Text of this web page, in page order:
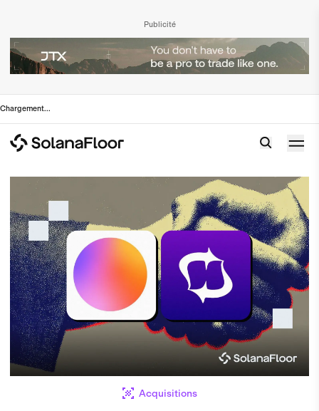
Publicité
Chargement...
Acquisitions